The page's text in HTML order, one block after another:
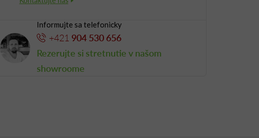
Informujte sa telefonicky
+421 904 530 656
Rezerujte si stretnutie v našom
showroome